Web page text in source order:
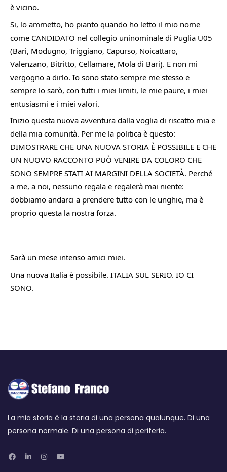
è vicino.
Si, lo ammetto, ho pianto quando ho letto il mio nome
come CANDIDATO nel collegio uninominale di Puglia U05
(Bari, Modugno, Triggiano, Capurso, Noicattaro,
Valenzano, Bitritto, Cellamare, Mola di Bari). E non mi
vergogno a dirlo. Io sono stato sempre me stesso e
sempre lo sarò, con tutti i miei limiti, le mie paure, i miei
entusiasmi e i miei valori.
Inizio questa nuova avventura dalla voglia di riscatto mia e
della mia comunità. Per me la politica è questo:
DIMOSTRARE CHE UNA NUOVA STORIA È POSSIBILE E CHE
UN NUOVO RACCONTO PUÒ VENIRE DA COLORO CHE
SONO SEMPRE STATI AI MARGINI DELLA SOCIETÀ. Perché
a me, a noi, nessuno regala e regalerà mai niente:
dobbiamo andarci a prendere tutto con le unghie, ma è
proprio questa la nostra forza.
Sarà un mese intenso amici miei.
Una nuova Italia è possibile. ITALIA SUL SERIO. IO CI
SONO.
La mia storia è la storia di una persona qualunque. Di una
persona normale. Di una persona di periferia.